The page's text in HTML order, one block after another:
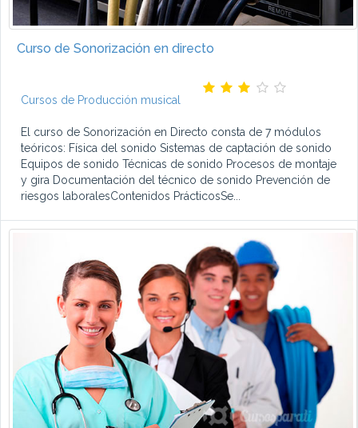
Curso de Sonorización en directo
Cursos de Producción musical
El curso de Sonorización en Directo consta de 7 módulos
teóricos: Física del sonido Sistemas de captación de sonido
Equipos de sonido Técnicas de sonido Procesos de montaje
y gira Documentación del técnico de sonido Prevención de
riesgos laboralesContenidos PrácticosSe...